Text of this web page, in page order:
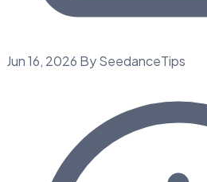
Jun 16, 2026 By SeedanceTips